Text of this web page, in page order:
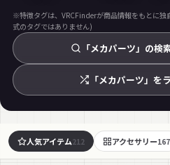
※特徴タグは、VRCFinderが商品情報をもとに
式のタグではありません)
「メカパーツ」の検
「メカパーツ」を
人気アイテム212 アクセサリー167